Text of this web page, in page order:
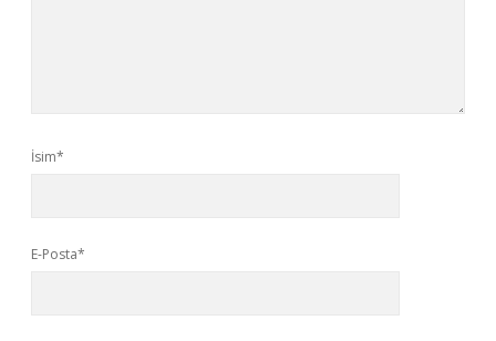
İsim*
E-Posta*